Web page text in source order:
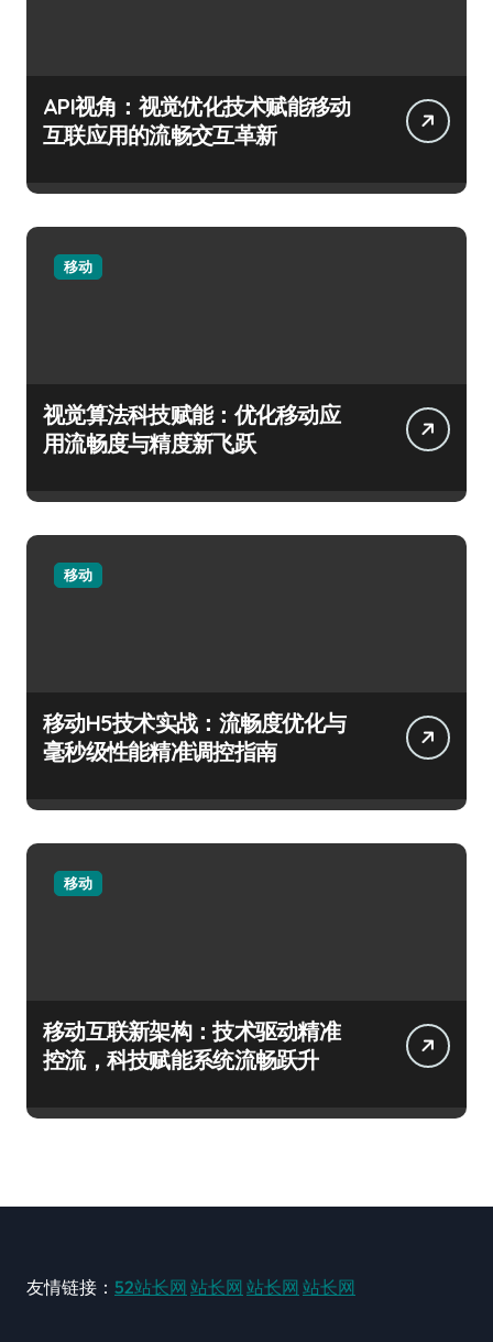
API视角：视觉优化技术赋能移动
互联应用的流畅交互革新
移动
视觉算法科技赋能：优化移动应
用流畅度与精度新飞跃
移动
移动H5技术实战：流畅度优化与
毫秒级性能精准调控指南
移动
移动互联新架构：技术驱动精准
控流，科技赋能系统流畅跃升
友情链接： 52站长网 站长网 站长网 站长网